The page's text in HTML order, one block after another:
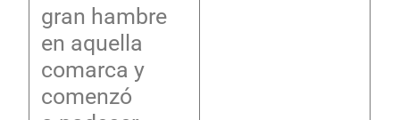
gran hambre
en aquella
comarca y
comenzó